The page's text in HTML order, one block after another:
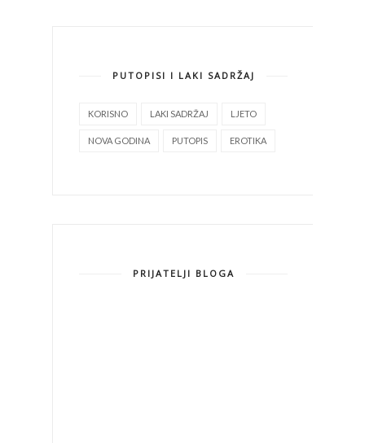
PUTOPISI I LAKI SADRŽAJ
KORISNO LAKI SADRŽAJ LJETO
NOVA GODINA PUTOPIS EROTIKA
PRIJATELJI BLOGA